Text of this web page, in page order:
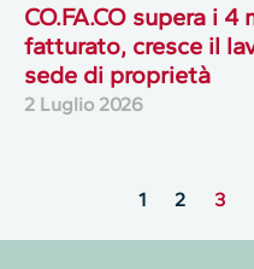
CO.FA.CO supera i 4
fatturato, cresce il
sede di proprietà
2 Luglio 2026
1 2 3